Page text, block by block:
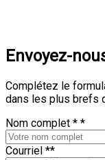
Envoyez-
Complétez le
dans les plus brefs
Nom complet * *
Courriel **